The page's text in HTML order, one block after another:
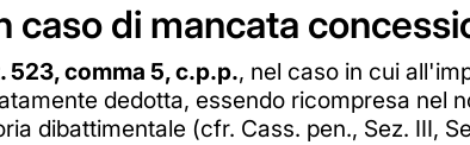
caso di mancata
comma 5, c.p.p., nel caso in cui
dedotta, essendo ricompresa nel
dibattimentale (cfr. Cass. pen., Sez. III,